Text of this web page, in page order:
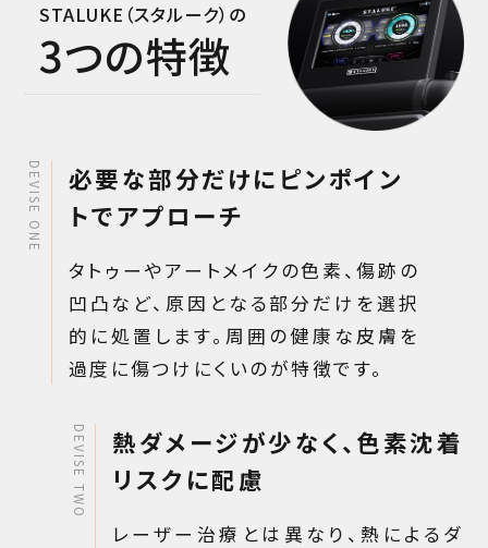
STALUKE（スタルーク）の
3つの特徴
DEVISE ONE
必要な部分だけにピンポイン
トでアプローチ
タトゥーやアートメイクの色素、傷跡の
凹凸など、原因となる部分だけを選択
的に処置します。周囲の健康な皮膚を
過度に傷つけにくいのが特徴です。
DEVISE TWO
熱ダメージが少なく、色素沈着
リスクに配慮
レーザー治療とは異なり、熱によるダ